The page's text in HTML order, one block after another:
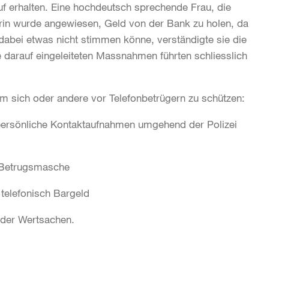
erhalten. Eine hochdeutsch sprechende Frau, die
wurde angewiesen, Geld von der Bank zu holen, da
etwas nicht stimmen könne, verständigte sie die
eingeleiteten Massnahmen führten schliesslich
sich oder andere vor Telefonbetrügern zu schützen:
Kontaktaufnahmen umgehend der Polizei
Bargeld
Wertsachen.